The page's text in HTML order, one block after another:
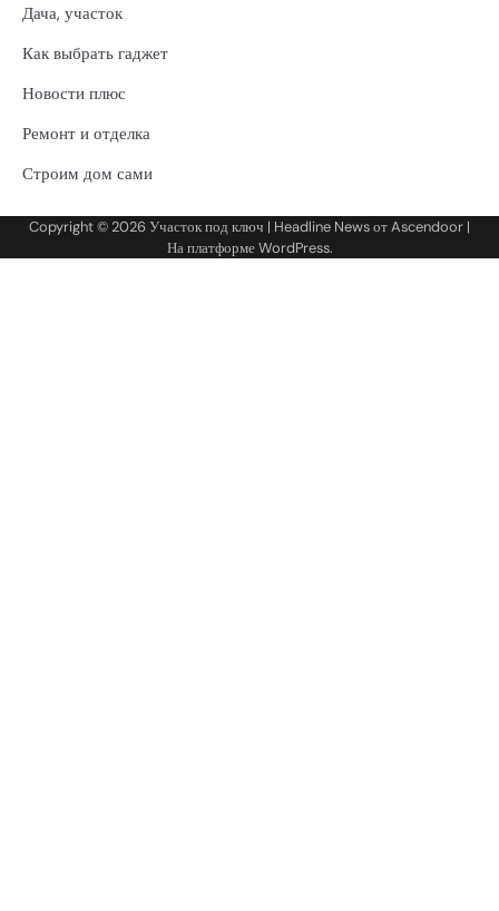
Дача, участок
Как выбрать гаджет
Новости плюс
Ремонт и отделка
Строим дом сами
Copyright © 2026Участок под ключ | Headline News отAscendoor |
На платформеWordPress.